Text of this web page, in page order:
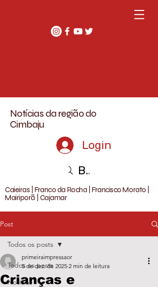
Notícias da região do
Cimbaju
Login
Buscar
Caieiras | Franco da Rocha | Francisco Morato |
Mairiporã | Cajamar
Post
Todos os posts
Notícias
Todos os posts
Crianças e
primeiraimpressaor
5 de dez. de 2025 2 min de leitura